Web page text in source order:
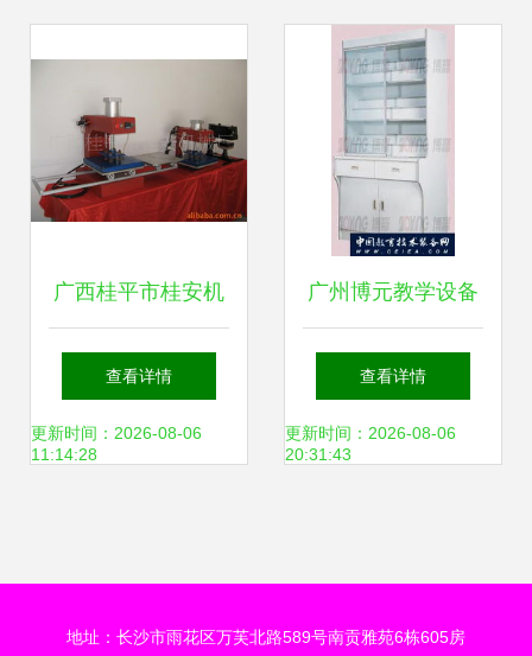
平台
广西桂平市桂安机
械厂 数码印刷机与
教学仪器产品概览
查看详情
更新时间：2026-08-06
11:14:28
广州博元教学设备
——教学仪器柜产
品简介
查看详情
更新时间：2026-08-06
20:31:43
地址：长沙市雨花区万芙北路589号南贡雅苑6栋605房